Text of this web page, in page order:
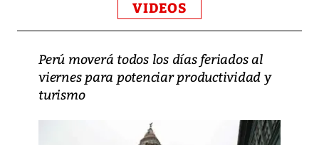
VIDEOS
Perú moverá todos los días feriados al
viernes para potenciar productividad y
turismo